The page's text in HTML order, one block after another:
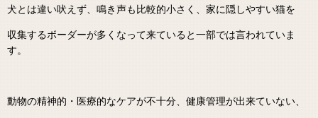
犬とは違い吠えず、鳴き声も比較的小さく、家に隠しやすい猫を
収集するボーダーが多くなって来ていると一部では言われていま
す。
動物の精神的・医療的なケアが不十分、健康管理が出来ていない、